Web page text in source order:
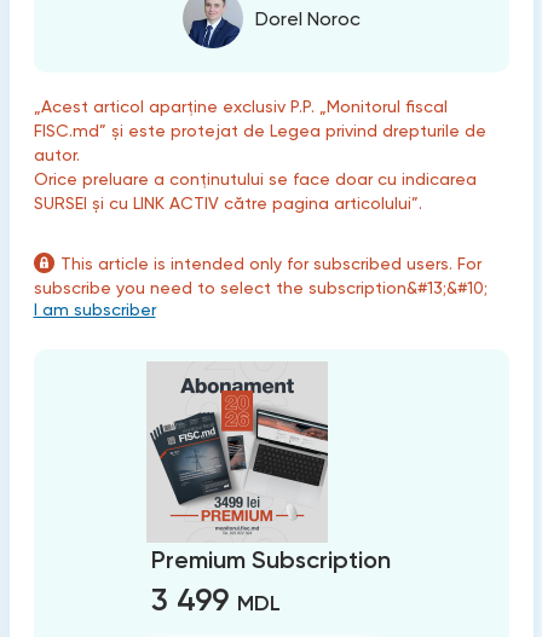
Dorel Noroc
„Acest articol aparține exclusiv P.P. „Monitorul fiscal
FISC.md” și este protejat de Legea privind drepturile de
autor.
Orice preluare a conținutului se face doar cu indicarea
SURSEI și cu LINK ACTIV către pagina articolului”.
This article is intended only for subscribed users. For
subscribe you need to select the subscription&#13;&#10;
I am subscriber
Premium Subscription
3 499 MDL